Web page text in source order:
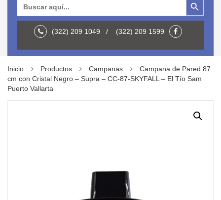
(322) 209 1049 / (322) 209 1599
Inicio Productos Campanas
Campana de Pared 87
cm con Cristal Negro – Supra – CC-87-SKYFALL – El Tío Sam
Puerto Vallarta